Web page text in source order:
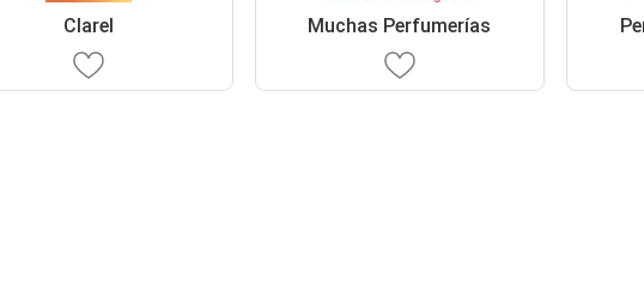
Clarel Muchas Perfumerías